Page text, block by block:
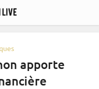
apporte